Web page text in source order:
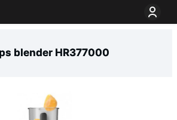
blender HR377000